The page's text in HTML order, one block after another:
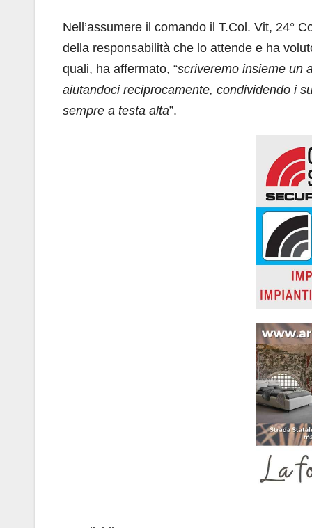
Nell’assumere il comando il T.Col. Vit, 24°
della responsabilità che lo attende e ha
quali, ha affermato, “scriveremo insieme un
aiutandoci reciprocamente, condividendo i
sempre a testa alta”.